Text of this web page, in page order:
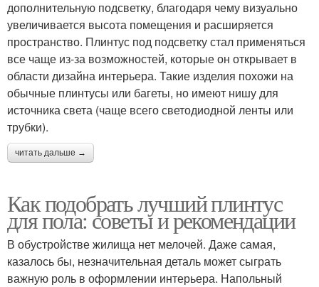
дополнительную подсветку, благодаря чему визуально
увеличивается высота помещения и расширяется
пространство. Плинтус под подсветку стал применяться
все чаще из-за возможностей, которые он открывает в
области дизайна интерьера. Такие изделия похожи на
обычные плинтусы или багеты, но имеют нишу для
источника света (чаще всего светодиодной ленты или
трубки).
читать дальше →
Как подобрать лучший плинтус
для пола: советы и рекомендации
В обустройстве жилища нет мелочей. Даже самая,
казалось бы, незначительная деталь может сыграть
важную роль в оформлении интерьера. Напольный